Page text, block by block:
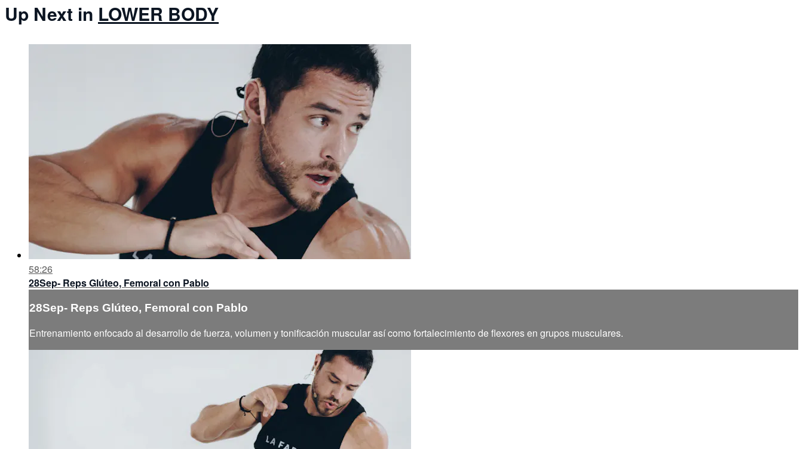
Up Next in LOWER BODY
58:26
28Sep- Reps Glúteo, Femoral con Pablo
28Sep- Reps Glúteo, Femoral con Pablo
Entrenamiento enfocado al desarrollo de fuerza, volumen y tonificación muscular así como fortalecimiento de flexores en grupos musculares.